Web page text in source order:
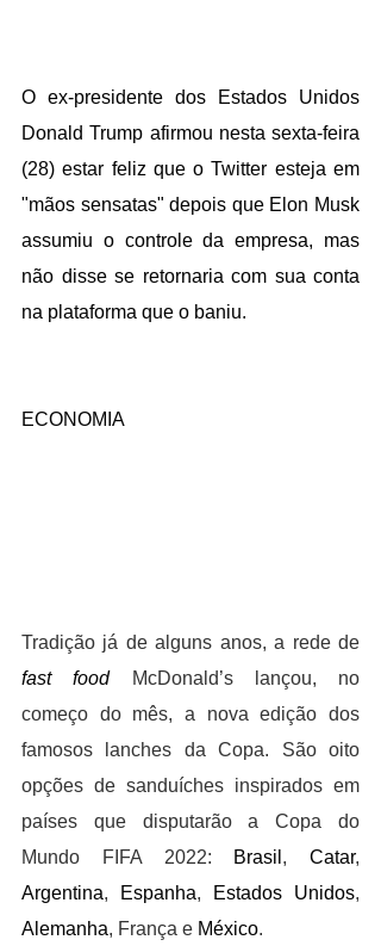
O ex-presidente dos Estados Unidos
Donald Trump afirmou nesta sexta-feira
(28) estar feliz que o Twitter esteja em
"mãos sensatas" depois que Elon Musk
assumiu o controle da empresa, mas
não disse se retornaria com sua conta
na plataforma que o baniu.
ECONOMIA
fast food McDonald’s lançou, no
começo do mês, a nova edição dos
famosos lanches da Copa. São oito
opções de sanduíches inspirados em
países que disputarão a Copa do
Mundo FIFA 2022:
Brasil , Catar
Argentina, Espanha, Estados Unidos
Alemanha, França e México.